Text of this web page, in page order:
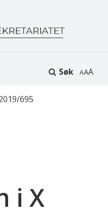
Søk A
695
i X